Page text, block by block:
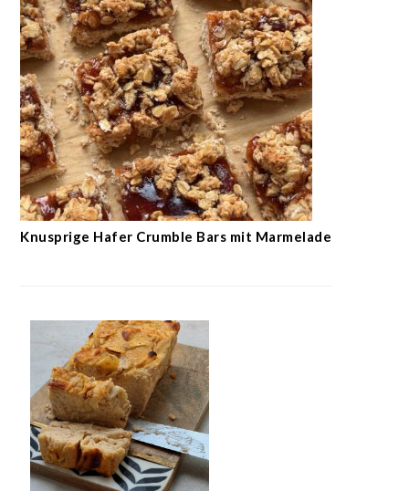
Knusprige Hafer Crumble Bars mit Marmelade